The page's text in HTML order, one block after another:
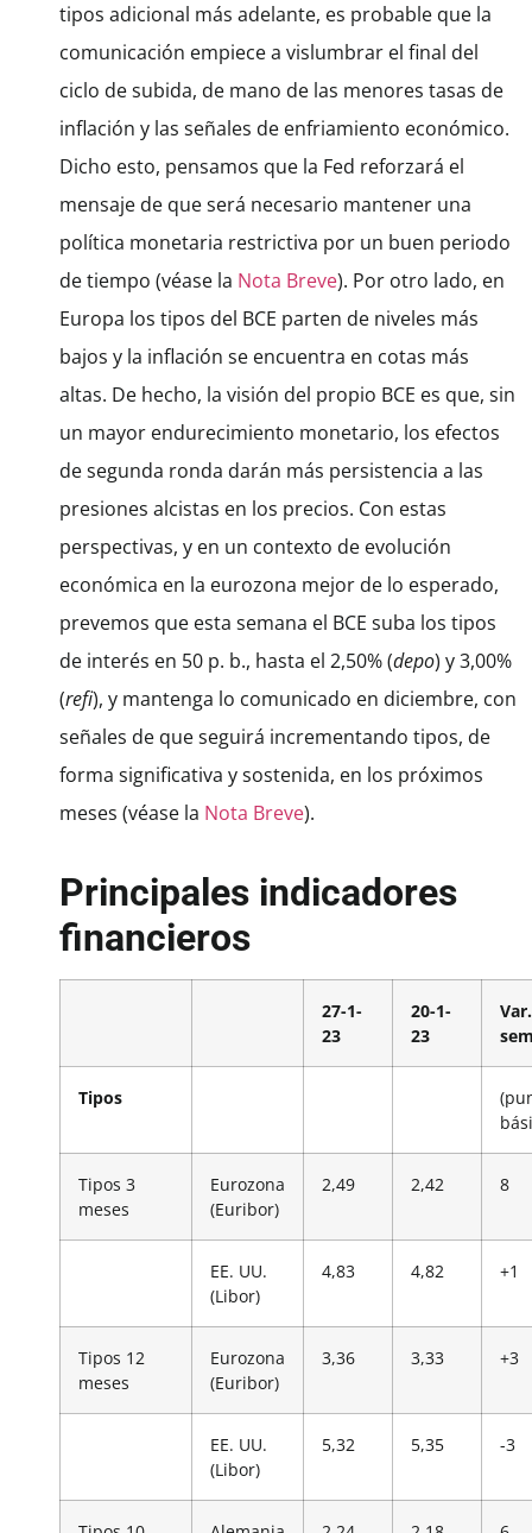
tipos adicional más adelante, es probable que la
comunicación empiece a vislumbrar el final del
ciclo de subida, de mano de las menores tasas de
inflación y las señales de enfriamiento económico.
Dicho esto, pensamos que la Fed reforzará el
mensaje de que será necesario mantener una
política monetaria restrictiva por un buen periodo
de tiempo (véase la Nota Breve). Por otro lado, en
Europa los tipos del BCE parten de niveles más
bajos y la inflación se encuentra en cotas más
altas. De hecho, la visión del propio BCE es que, sin
un mayor endurecimiento monetario, los efectos
de segunda ronda darán más persistencia a las
presiones alcistas en los precios. Con estas
perspectivas, y en un contexto de evolución
económica en la eurozona mejor de lo esperado,
prevemos que esta semana el BCE suba los tipos
de interés en 50 p. b., hasta el 2,50% (depo) y 3,00%
(refi), y mantenga lo comunicado en diciembre, con
señales de que seguirá incrementando tipos, de
forma significativa y sostenida, en los próximos
meses (véase la Nota Breve).
Principales indicadores
financieros
27-1-
23
20-1-
23
Var.
Tipos
Tipos 3
meses
Eurozona
(Euribor)
2,49 2,42 8
EE. UU.
(Libor)
4,83 4,82 +1
Tipos 12
meses
Eurozona
(Euribor)
3,36 3,33 +3
EE. UU.
(Libor)
5,32 5,35 -3